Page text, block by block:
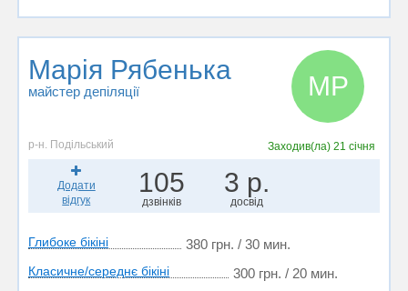
Марія Рябенька
майстер депіляції МР
р-н. Подільський Заходив(ла) 21 січня
Додати
відгук
105
дзвінків
3 р.
досвід
Глибоке бікіні 380 грн. / 30 мин.
Класичне/середнє бікіні
300 грн. / 20 мин.